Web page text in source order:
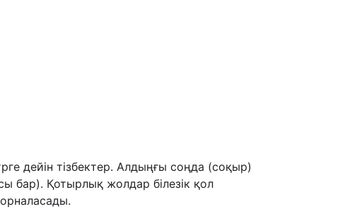
дейін тізбектер. Алдыңғы соңда (соқыр)
бар). Қотырлық жолдар білезік қол